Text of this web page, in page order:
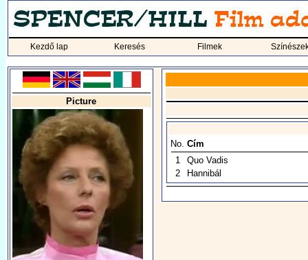
Kezdő lap Keresés Filmek
Picture
No. Cím
1
Quo Vadis
2
Hannibál